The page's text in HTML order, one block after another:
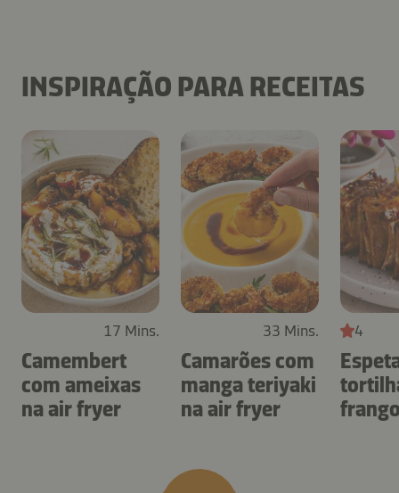
INSPIRAÇÃO PARA RECEITAS
17 Mins.
Camembert
com ameixas
na air fryer
33 Mins.
Camarões com
manga teriyaki
na air fryer
4